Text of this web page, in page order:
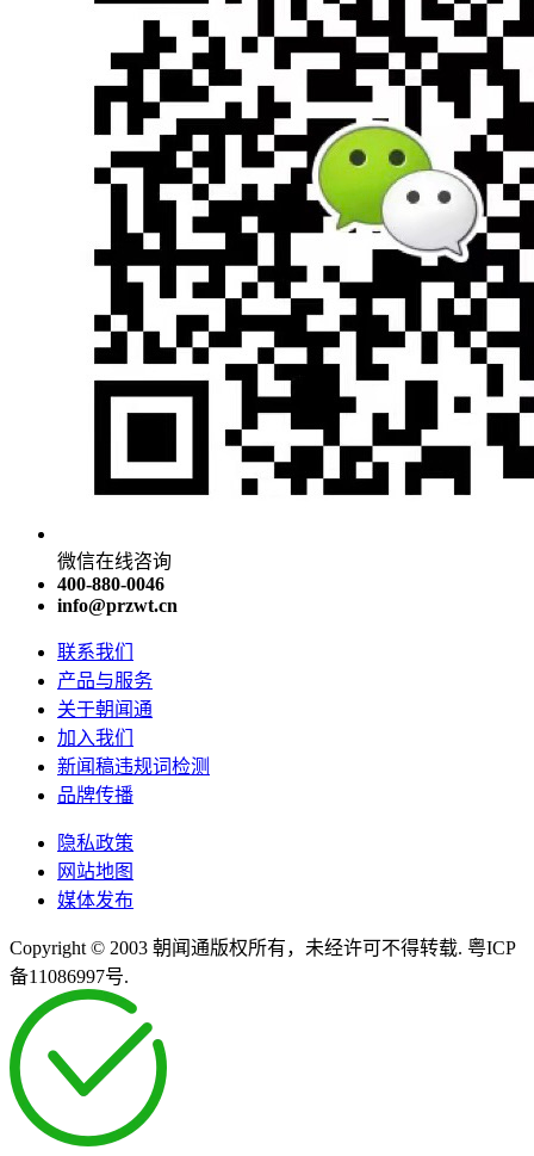
微信在线咨询
400-880-0046
info@przwt.cn
联系我们
产品与服务
关于朝闻通
加入我们
新闻稿违规词检测
品牌传播
隐私政策
网站地图
媒体发布
Copyright © 2003 朝闻通版权所有，未经许可不得转载. 粤ICP
备11086997号.